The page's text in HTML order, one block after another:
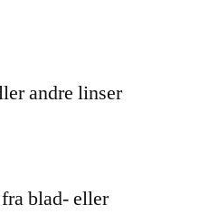
andre linser
blad- eller